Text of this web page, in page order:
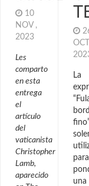
10
NOV ,
2023
Les
comparto
en esta
entrega
el
artículo
del
vaticanista
Christopher
Lamb,
aparecido
La
para
una